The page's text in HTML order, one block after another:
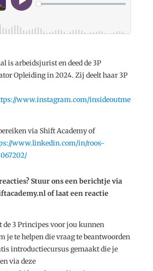
is arbeidsjurist en deed de 3P
Opleiding in 2024. Zij deelt haar 3P
www.instagram.com/insideoutme
via Shift Academy of
www.linkedin.com/in/roos-
Stuur ons een berichtje via
of laat een reactie
de 3 Principes voor jou kunnen
je te helpen die vraag te beantwoorden
introductiecursus gemaakt die je
via deze